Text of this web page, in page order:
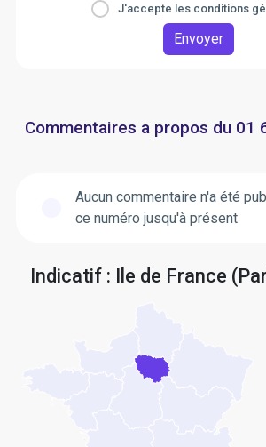
J'accepte les conditions
Envoyer
Commentaires a propos du 01
Aucun commentaire n'a été
ce numéro jusqu'à présent
Indicatif : Ile de France